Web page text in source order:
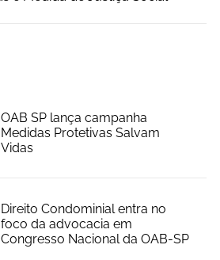
OAB SP lança campanha
Medidas Protetivas Salvam
Vidas
Direito Condominial entra no
foco da advocacia em
Congresso Nacional da OAB-SP